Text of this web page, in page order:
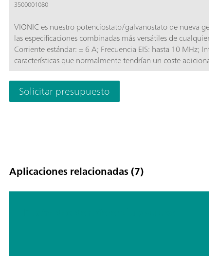
3500001080
VIONIC es nuestro potenciostato/galvanostato de nueva
las especificaciones combinadas más versátiles de
Corriente estándar: ± 6 A; Frecuencia EIS: hasta 10 MHz;
características que normalmente tendrían un coste
electroquímica (EIS); Modo flotante seleccionable; Second
Solicitar presupuesto
Aplicaciones relacionadas (7)